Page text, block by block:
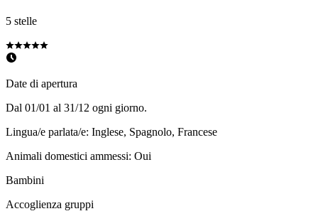
5 stelle
Date di apertura
Dal 01/01 al 31/12 ogni giorno.
Lingua/e parlata/e: Inglese, Spagnolo, Francese
Animali domestici ammessi: Oui
Bambini
Accoglienza gruppi